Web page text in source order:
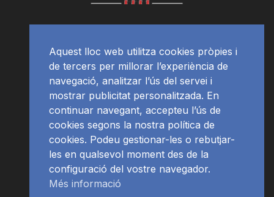
Aquest lloc web utilitza cookies pròpies i
de tercers per millorar l’experiència de
navegació, analitzar l’ús del servei i
mostrar publicitat personalitzada. En
continuar navegant, accepteu l’ús de
cookies segons la nostra política de
cookies. Podeu gestionar-les o rebutjar-
les en qualsevol moment des de la
configuració del vostre navegador.
Més informació